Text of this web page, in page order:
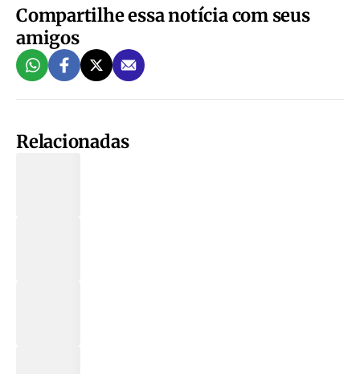
Compartilhe essa notícia com seus
amigos
Relacionadas